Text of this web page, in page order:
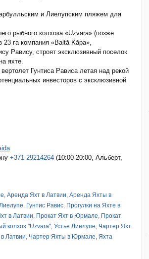
и Лиелупским пляжем для
рыбного колхоза «Uzvara» (позже
23 га компания «Baltā Kāpa»,
Равису, строят эксклюзивный поселок
яхте.
Гунтиса Рависа летая над рекой
инвесторов с эксклюзивной
+371 29214264(10:00-20:00, Альберт,
, Аренда Яхт в Латвии, Аренда Яхты в
, Гунтис Равис, Прогулки на Яхте в
в Латвии, Прокат Яхт в Юрмале, Прокат
колхоз "Uzvara", Устье Лиелупе, Чартер Яхт
Латвии, Чартер Яхты в Юрмале, Яхта